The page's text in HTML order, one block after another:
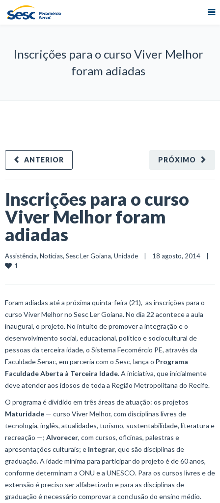
Inscrições para o curso Viver Melhor
foram adiadas
PRÓXIMO
ANTERIOR
Inscrições para o curso
Viver Melhor foram
adiadas
Assistência, Notícias, Sesc Ler Goiana, Unidade
1
Foram adiadas até a próxima quinta-feira (21), as inscrições para o
curso Viver Melhor no Sesc Ler Goiana. No dia 22 acontece a aula
inaugural, o projeto. No intuito de promover a integração e o
desenvolvimento social, educacional, político e sociocultural de
pessoas da terceira idade, o Sistema Fecomércio PE, através da
Faculdade Senac, em parceria com o Sesc, lança o Programa
Faculdade Aberta à Terceira Idade. A iniciativa, que inicialmente
deve atender aos idosos de toda a Região Metropolitana do Recife.
O programa é dividido em três áreas de atuação: os projetos
Maturidade — curso Viver Melhor, com disciplinas livres de
tecnologia, inglês, atualidades, turismo, sustentabilidade, literatura e
recreação —; Alvorecer, com cursos, oficinas, palestras e
apresentações culturais; e Integrar, que são disciplinas de
graduação. A idade mínima para participar do projeto é de 60 anos,
conforme determinam a ONU e a UNESCO. Para os cursos livres e de
extensão é preciso ser alfabetizado e para as disciplinas de
graduação é necessário comprovar a conclusão do ensino médio.